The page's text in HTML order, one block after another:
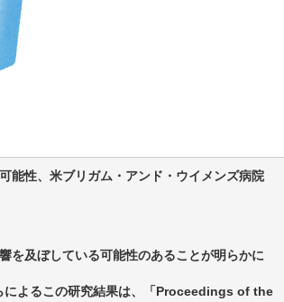
能性、米ブリガム・アンド・ウイメンズ病院
を及ぼしている可能性のあることが明らかに
によるこの研究結果は、「Proceedings of the